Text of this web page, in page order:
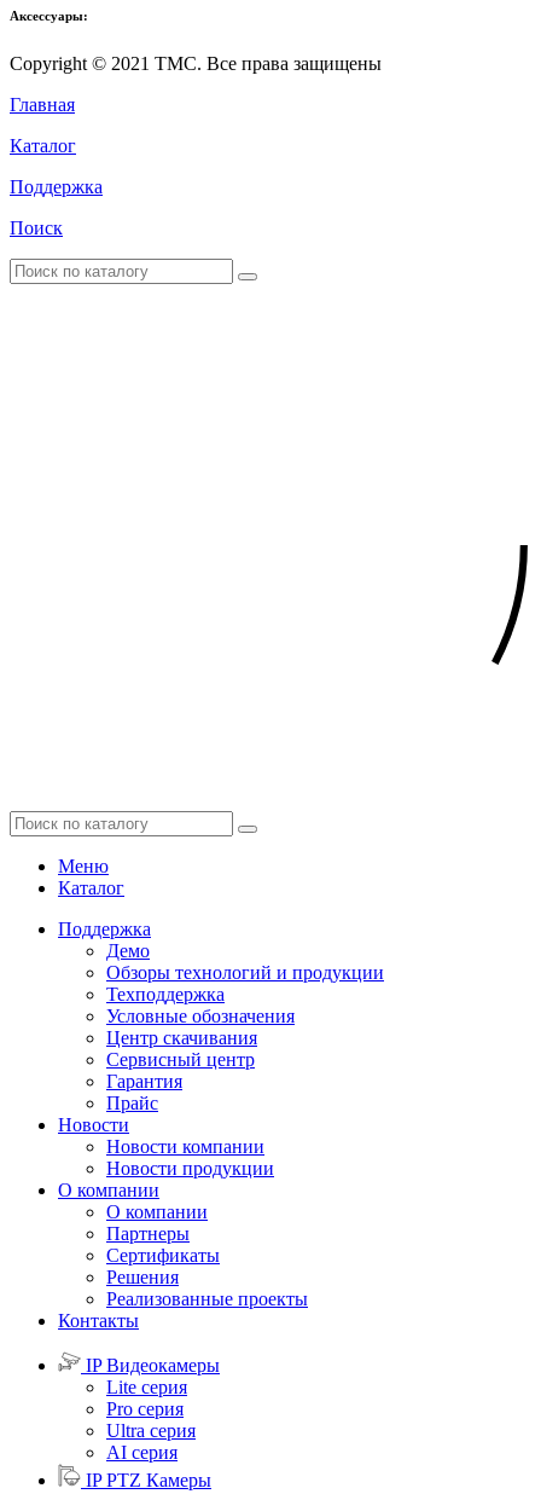
Аксессуары:
Copyright © 2021 TMC. Все права защищены
Главная
Каталог
Поддержка
Поиск
Меню
Каталог
Поддержка
Демо
Обзоры технологий и продукции
Техподдержка
Условные обозначения
Центр скачивания
Сервисный центр
Гарантия
Прайс
Новости
Новости компании
Новости продукции
О компании
О компании
Партнеры
Сертификаты
Решения
Реализованные проекты
Контакты
IP Видеокамеры
Lite серия
Pro серия
Ultra серия
AI серия
IP PTZ Камеры